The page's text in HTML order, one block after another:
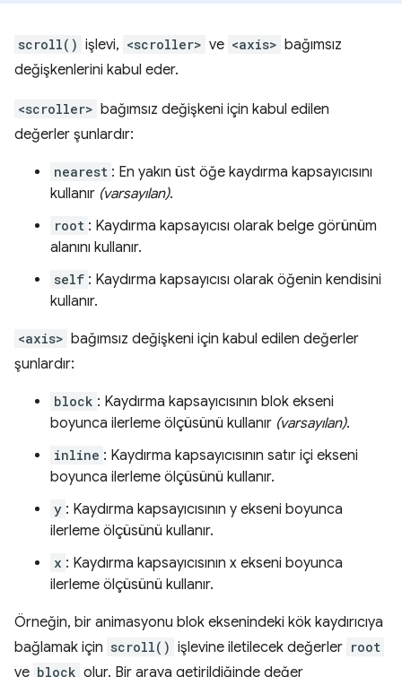
scroll() işlevi, <scroller> ve <axis> bağımsız
değişkenlerini kabul eder.
<scroller> bağımsız değişkeni için kabul edilen
değerler şunlardır:
nearest : En yakın üst öğe kaydırma kapsayıcısını
kullanır (varsayılan).
root : Kaydırma kapsayıcısı olarak belge görünüm
alanını kullanır.
self : Kaydırma kapsayıcısı olarak öğenin kendisini
kullanır.
<axis> bağımsız değişkeni için kabul edilen değerler
şunlardır:
block : Kaydırma kapsayıcısının blok ekseni
boyunca ilerleme ölçüsünü kullanır (varsayılan).
inline : Kaydırma kapsayıcısının satır içi ekseni
boyunca ilerleme ölçüsünü kullanır.
y : Kaydırma kapsayıcısının y ekseni boyunca
ilerleme ölçüsünü kullanır.
x : Kaydırma kapsayıcısının x ekseni boyunca
ilerleme ölçüsünü kullanır.
Örneğin, bir animasyonu blok eksenindeki kök kaydırıcıya
bağlamak için scroll() işlevine iletilecek değerler root
ve block olur. Bir araya getirildiğinde değer